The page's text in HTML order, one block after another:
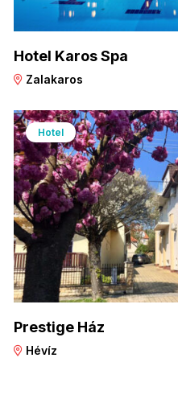
Hotel Karos Spa
Zalakaros
Hotel
Prestige Ház
Hévíz